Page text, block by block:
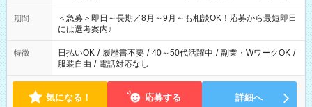
ば前職が、 在宅/財団法人/事務/コールセンター/受付/販売/カフェ
スタッフ スイーツ販売/ホテルフロント/化粧品販売/など 様々な
業界から入社して活躍されています♪
期間
＜急募＞即日～長期／8月～9月～も相談OK！応募から最短即日
には選考案内♪
特徴 日払いOK / 履歴書不要 / 40～50代活躍中 / 副業・WワークOK /
服装自由 / 電話対応なし
気になる！ 応募する 詳細へ